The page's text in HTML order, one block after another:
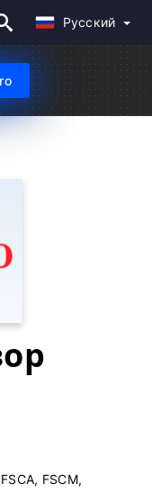
Русский
FSCM,